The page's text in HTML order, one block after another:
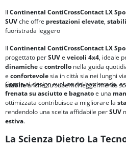
Il Continental ContiCrossContact LX
SUVche offre prestazioni elevate,
fuoristrada leggero
Il Continental ContiCrossContact LX
progettato perSUVe veicoli 4x4, ideale
dinamichee controllo nella guida
e confortevolesia in città sia nei lunghi
stabileanche su superfici leggermente
Grazie al design evoluto del battistrada,
frenata su asciutto e bagnatoe una
ottimizzata contribuisce a migliorare la
rendendolo una scelta affidabile perSUV
estiva.
La Scienza Dietro La